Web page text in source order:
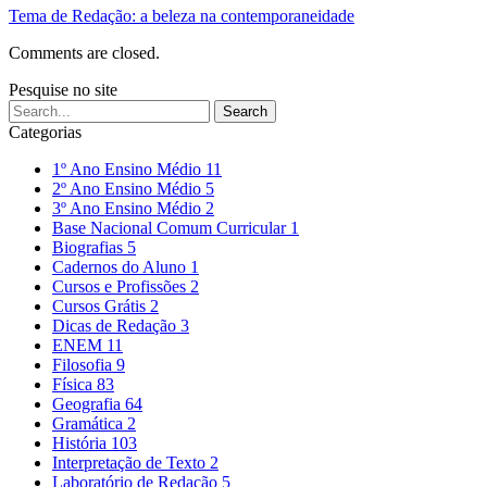
Tema de Redação: a beleza na contemporaneidade
Comments are closed.
Pesquise no site
Categorias
1º Ano Ensino Médio 11
2º Ano Ensino Médio 5
3º Ano Ensino Médio 2
Base Nacional Comum Curricular 1
Biografias 5
Cadernos do Aluno 1
Cursos e Profissões 2
Cursos Grátis 2
Dicas de Redação 3
ENEM 11
Filosofia 9
Física 83
Geografia 64
Gramática 2
História 103
Interpretação de Texto 2
Laboratório de Redação 5